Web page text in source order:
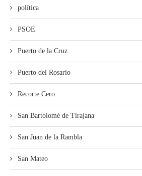
política
PSOE
Puerto de la Cruz
Puerto del Rosario
Recorte Cero
San Bartolomé de Tirajana
San Juan de la Rambla
San Mateo